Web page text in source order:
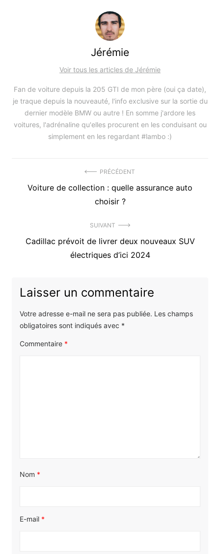
Jérémie
Voir tous les articles de Jérémie
Fan de voiture depuis la 205 GTI de mon père (oui ça date),
je traque depuis la nouveauté, l'info exclusive sur la sortie du
dernier modèle BMW ou autre ! En somme j'ardore les
voitures, l'adrénaline qu'elles procurent en les conduisant ou
simplement en les regardant #lambo :)
PRÉCÉDENT
Précédent
Voiture de collection : quelle assurance auto
choisir ?
SUIVANT
Article
Cadillac prévoit de livrer deux nouveaux SUV
électriques d’ici 2024
Laisser un commentaire
Votre adresse e-mail ne sera pas publiée. Les champs
obligatoires sont indiqués avec *
Commentaire *
Nom *
E-mail *